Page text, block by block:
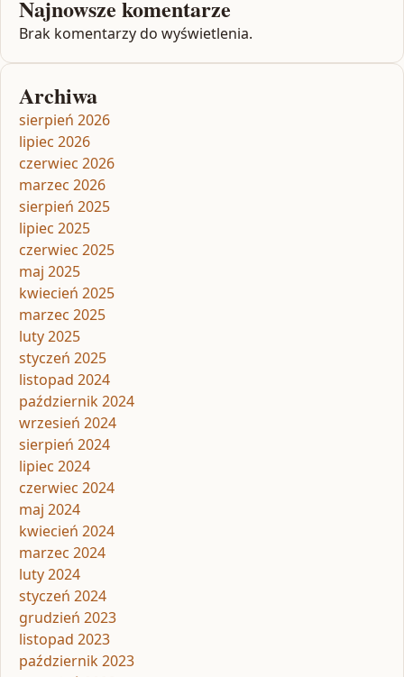
Najnowsze komentarze
Brak komentarzy do wyświetlenia.
Archiwa
sierpień 2026
lipiec 2026
czerwiec 2026
marzec 2026
sierpień 2025
lipiec 2025
czerwiec 2025
maj 2025
kwiecień 2025
marzec 2025
luty 2025
styczeń 2025
listopad 2024
październik 2024
wrzesień 2024
sierpień 2024
lipiec 2024
czerwiec 2024
maj 2024
kwiecień 2024
marzec 2024
luty 2024
styczeń 2024
grudzień 2023
listopad 2023
październik 2023